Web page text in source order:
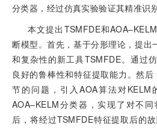
分类器，经过仿真实验验证其精准识
本文提出TSMFDE和
断模型。首先，基于分形理论，提出
和复杂性的新工具TSMFDE。通过
良好的鲁棒性和特征提取能力。然
节的问题，引入AOA算法对KELM
AOA–KELM分类器，实现了对不
后，将经过TSMFDE特征提取后的